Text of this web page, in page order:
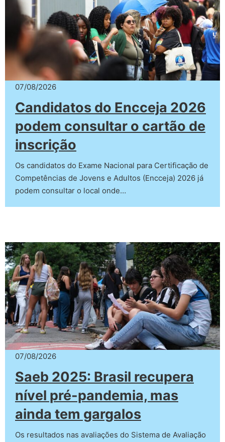
07/08/2026
Candidatos do Encceja 2026
podem consultar o cartão de
inscrição
Os candidatos do Exame Nacional para Certificação de
Competências de Jovens e Adultos (Encceja) 2026 já
podem consultar o local onde…
07/08/2026
Saeb 2025: Brasil recupera
nível pré-pandemia, mas
ainda tem gargalos
Os resultados nas avaliações do Sistema de Avaliação